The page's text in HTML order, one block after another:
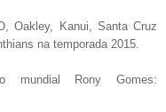
Oakley, Kanui, Santa Cruz
na temporada 2015.
mundial Rony Gomes: